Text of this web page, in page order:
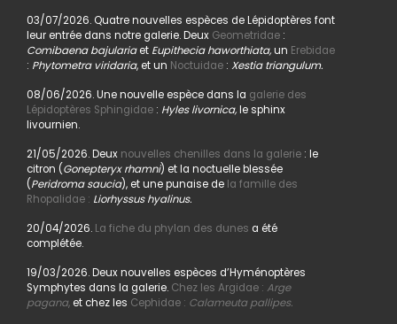
03/07/2026. Quatre nouvelles espèces de Lépidoptères font
leur entrée dans notre galerie. Deux Geometridae:
Comibaena bajulariaet Eupithecia haworthiata,un Erebidae
: Phytometra viridaria, et un Noctuidae: Xestia triangulum.
08/06/2026. Une nouvelle espèce dans la galerie des
Lépidoptères Sphingidae: Hyles livornica,le sphinx
livournien.
21/05/2026. Deux nouvelles chenilles dans la galerie : le
citron (Gonepteryx rhamni) et la noctuelle blessée
(Peridroma saucia), et une punaise dela famille des
Rhopalidae : Liorhyssus hyalinus.
20/04/2026. La fiche du phylan des dunes a été
complétée.
19/03/2026. Deux nouvelles espèces d’Hyménoptères
Symphytes dans la galerie. Chez les Argidae : Arge
pagana,et chez les Cephidae : Calameuta pallipes.